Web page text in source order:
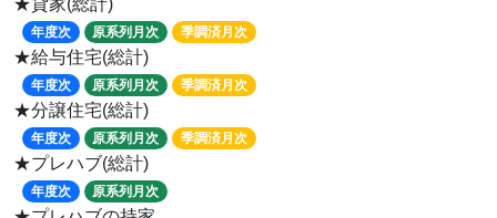
年度次 原系列月次 季調済月次
★給与住宅(総計)
年度次 原系列月次 季調済月次
★分譲住宅(総計)
年度次 原系列月次 季調済月次
★プレハブ(総計)
年度次 原系列月次